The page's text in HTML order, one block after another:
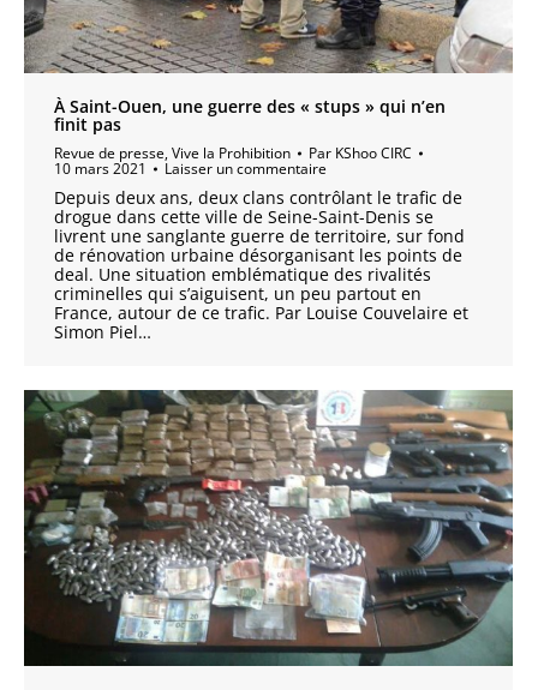
À Saint-Ouen, une guerre des « stups » qui n’en
finit pas
Revue de presse,Vive la Prohibition Par KShoo CIRC
10 mars 2021 Laisser un commentaire
Depuis deux ans, deux clans contrôlant le trafic de
drogue dans cette ville de Seine-Saint-Denis se
livrent une sanglante guerre de territoire, sur fond
de rénovation urbaine désorganisant les points de
deal. Une situation emblématique des rivalités
criminelles qui s’aiguisent, un peu partout en
France, autour de ce trafic. Par Louise Couvelaire et
Simon Piel…